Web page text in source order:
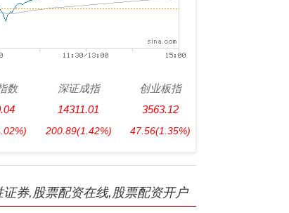
数
深证成指
14311.01
200.89(1.42%)
创业板指
3563.12
47.56(1.35%)
证券,股票配资在线,股票配资开户